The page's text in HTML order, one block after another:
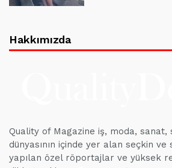
Hakkımızda
Quality of Magazine iş, moda,
dünyasının içinde yer alan seçkin
yapılan özel röportajlar ve yüksek